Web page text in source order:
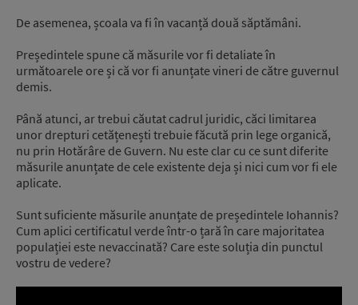
De asemenea, școala va fi în vacanță două săptămâni.
Președintele spune că măsurile vor fi detaliate în
următoarele ore și că vor fi anunțate vineri de către guvernul
demis.
Până atunci, ar trebui căutat cadrul juridic, căci limitarea
unor drepturi cetățenești trebuie făcută prin lege organică,
nu prin Hotărâre de Guvern. Nu este clar cu ce sunt diferite
măsurile anunțate de cele existente deja și nici cum vor fi ele
aplicate.
Sunt suficiente măsurile anunțate de președintele Iohannis?
Cum aplici certificatul verde într-o țară în care majoritatea
populației este nevaccinată? Care este soluția din punctul
vostru de vedere?